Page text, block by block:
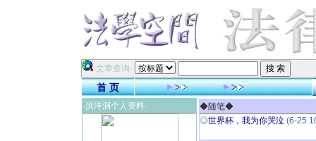
·文章查询·
首 页
·洪洋洞个人资料·
◆随笔◆
◎世界杯，我为你哭泣 (6-25